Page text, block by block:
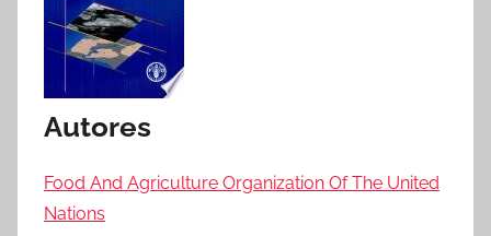
Autores
Food And Agriculture Organization Of The United
Nations